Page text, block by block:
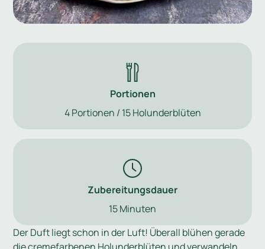
Portionen
4 Portionen / 15 Holunderblüten
Zubereitungsdauer
15 Minuten
Der Duft liegt schon in der Luft! Überall blühen gerade